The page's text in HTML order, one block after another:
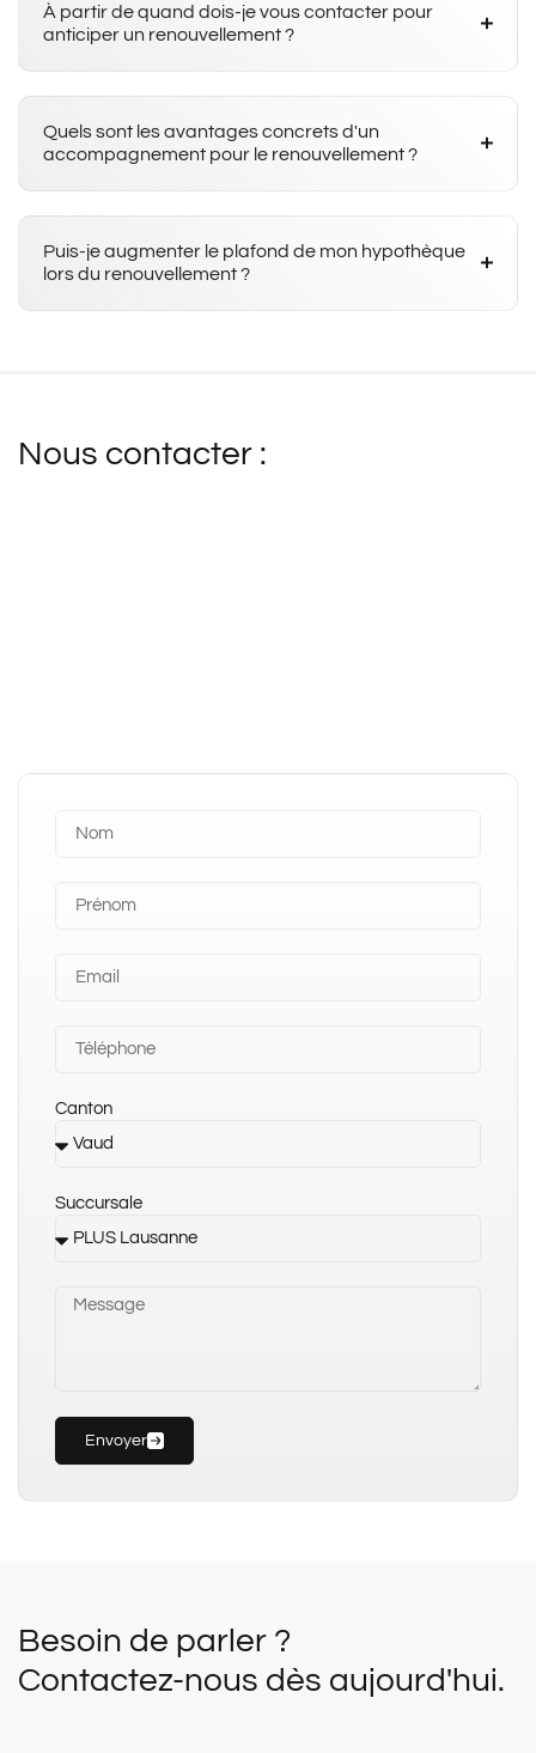
À partir de quand dois-je vous contacter pour
anticiper un renouvellement ?
Quels sont les avantages concrets d'un
accompagnement pour le renouvellement ?
Puis-je augmenter le plafond de mon hypothèque
lors du renouvellement ?
Nous contacter :
Canton
Succursale
Envoyer
Besoin de parler ?
Contactez-nous dès aujourd'hui.